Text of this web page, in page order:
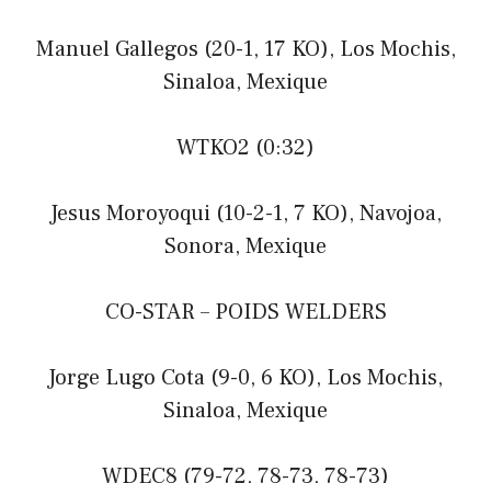
Manuel Gallegos (20-1, 17 KO), Los Mochis,
Sinaloa, Mexique
WTKO2 (0:32)
Jesus Moroyoqui (10-2-1, 7 KO), Navojoa,
Sonora, Mexique
CO-STAR – POIDS WELDERS
Jorge Lugo Cota (9-0, 6 KO), Los Mochis,
Sinaloa, Mexique
WDEC8 (79-72, 78-73, 78-73)